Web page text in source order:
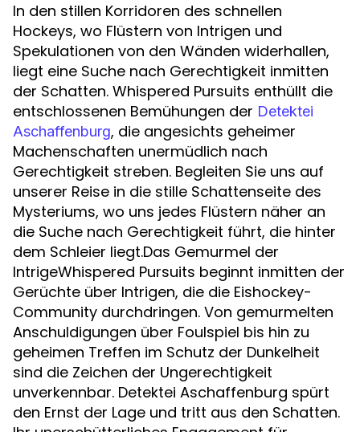
In den stillen Korridoren des schnellen
Hockeys, wo Flüstern von Intrigen und
Spekulationen von den Wänden widerhallen,
liegt eine Suche nach Gerechtigkeit inmitten
der Schatten. Whispered Pursuits enthüllt die
entschlossenen Bemühungen der Detektei
Aschaffenburg, die angesichts geheimer
Machenschaften unermüdlich nach
Gerechtigkeit streben. Begleiten Sie uns auf
unserer Reise in die stille Schattenseite des
Mysteriums, wo uns jedes Flüstern näher an
die Suche nach Gerechtigkeit führt, die hinter
dem Schleier liegt.Das Gemurmel der
IntrigeWhispered Pursuits beginnt inmitten der
Gerüchte über Intrigen, die die Eishockey-
Community durchdringen. Von gemurmelten
Anschuldigungen über Foulspiel bis hin zu
geheimen Treffen im Schutz der Dunkelheit
sind die Zeichen der Ungerechtigkeit
unverkennbar. Detektei Aschaffenburg spürt
den Ernst der Lage und tritt aus den Schatten.